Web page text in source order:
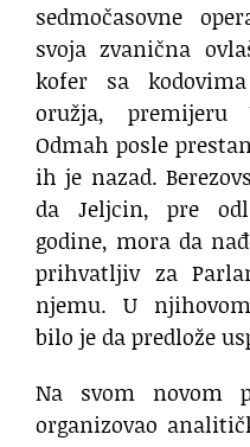
sedmočasovne
svoja zvanična
kofer sa
oružja, premijeru
Odmah posle
ih je nazad.
da Jeljcin, pre
godine, mora da
prihvatljiv za
njemu. U
bilo je da predlože
Na svom novom
organizovao